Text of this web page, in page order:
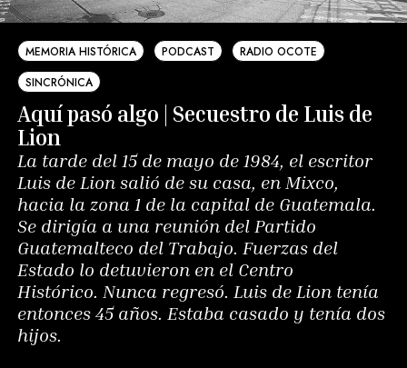
MEMORIA HISTÓRICA PODCAST
RADIO OCOTE
SINCRÓNICA
Aquí pasó algo | Secuestro de Luis de
Lion
La tarde del 15 de mayo de 1984, el escritor
Luis de Lion salió de su casa, en Mixco,
hacia la zona 1 de la capital de Guatemala.
Se dirigía a una reunión del Partido
Guatemalteco del Trabajo. Fuerzas del
Estado lo detuvieron en el Centro
Histórico. Nunca regresó. Luis de Lion tenía
entonces 45 años. Estaba casado y tenía dos
hijos.